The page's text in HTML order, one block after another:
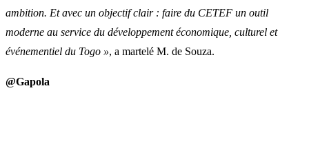
ambition. Et avec un objectif clair : faire du CETEF un outil
moderne au service du développement économique, culturel et
événementiel du Togo », a martelé M. de Souza.
@Gapola